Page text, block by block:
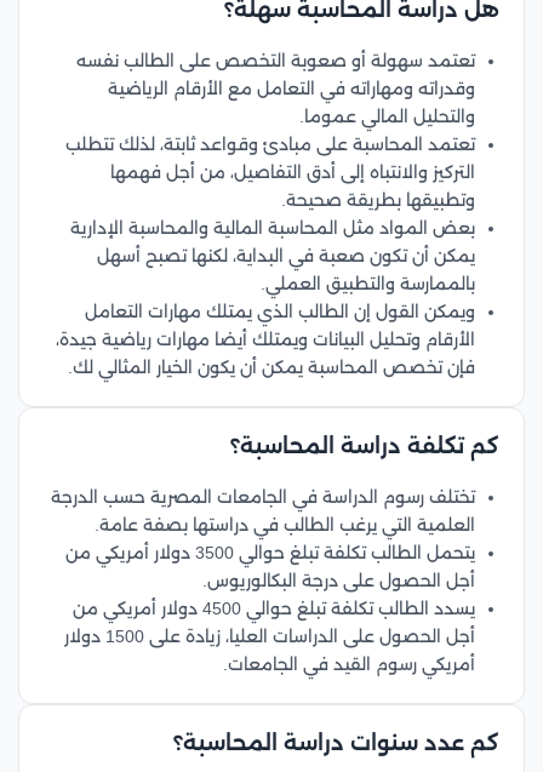
هل دراسة المحاسبة سهلة؟
تعتمد سهولة أو صعوبة التخصص على الطالب نفسه
وقدراته ومهاراته في التعامل مع الأرقام الرياضية
والتحليل المالي عموما.
تعتمد المحاسبة على مبادئ وقواعد ثابتة، لذلك تتطلب
التركيز والانتباه إلى أدق التفاصيل، من أجل فهمها
وتطبيقها بطريقة صحيحة.
بعض المواد مثل المحاسبة المالية والمحاسبة الإدارية
يمكن أن تكون صعبة في البداية، لكنها تصبح أسهل
بالممارسة والتطبيق العملي.
ويمكن القول إن الطالب الذي يمتلك مهارات التعامل
الأرقام وتحليل البيانات ويمتلك أيضا مهارات رياضية جيدة،
فإن تخصص المحاسبة يمكن أن يكون الخيار المثالي لك.
كم تكلفة دراسة المحاسبة؟
تختلف رسوم الدراسة في الجامعات المصرية حسب الدرجة
العلمية التي يرغب الطالب في دراستها بصفة عامة.
يتحمل الطالب تكلفة تبلغ حوالي 3500 دولار أمريكي من
أجل الحصول على درجة البكالوريوس.
يسدد الطالب تكلفة تبلغ حوالي 4500 دولار أمريكي من
أجل الحصول على الدراسات العليا، زيادة على 1500 دولار
أمريكي رسوم القيد في الجامعات.
كم عدد سنوات دراسة المحاسبة؟